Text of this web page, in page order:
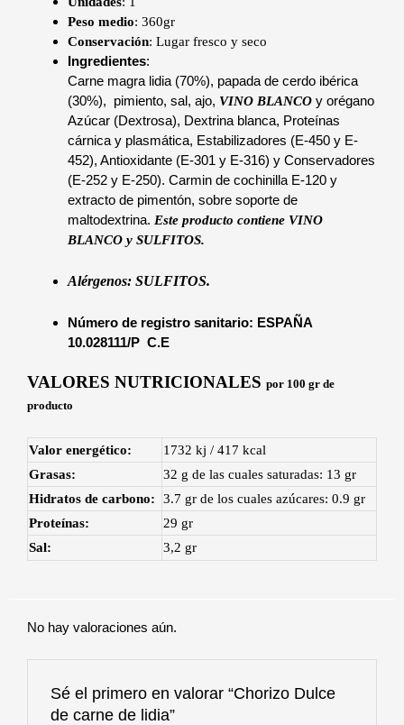
Peso medio: 360gr
Conservación: Lugar fresco y seco
Ingredientes:
Carne magra lidia (70%), papada de cerdo ibérica
(30%), pimiento, sal, ajo, VINO BLANCO y orégano
Azúcar (Dextrosa), Dextrina blanca, Proteínas
cárnica y plasmática, Estabilizadores (E-450 y E-
452), Antioxidante (E-301 y E-316) y Conservadores
(E-252 y E-250). Carmin de cochinilla E-120 y
extracto de pimentón, sobre soporte de
maltodextrina. Este producto contiene VINO
BLANCO y SULFITOS.
Alérgenos: SULFITOS.
Número de registro sanitario: ESPAÑA
10.028111/P C.E
VALORES NUTRICIONALES por 100 gr de
producto
Valor energético:
1732 kj / 417 kcal
Grasas:
32 g de las cuales saturadas: 13 gr
Hidratos de carbono:
3.7 gr de los cuales azúcares: 0.9 gr
Proteínas:
29 gr
Sal:
3,2 gr
No hay valoraciones aún.
Sé el primero en valorar “Chorizo Dulce
de carne de lidia”